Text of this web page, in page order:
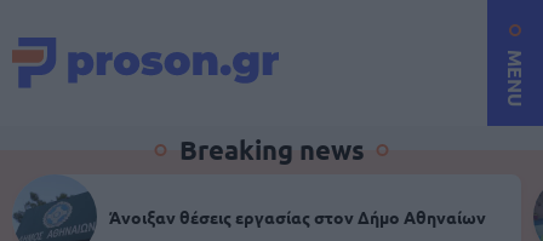
MENU
Breaking news
Άνοιξαν θέσεις εργασίας στον Δήμο Αθηναίων